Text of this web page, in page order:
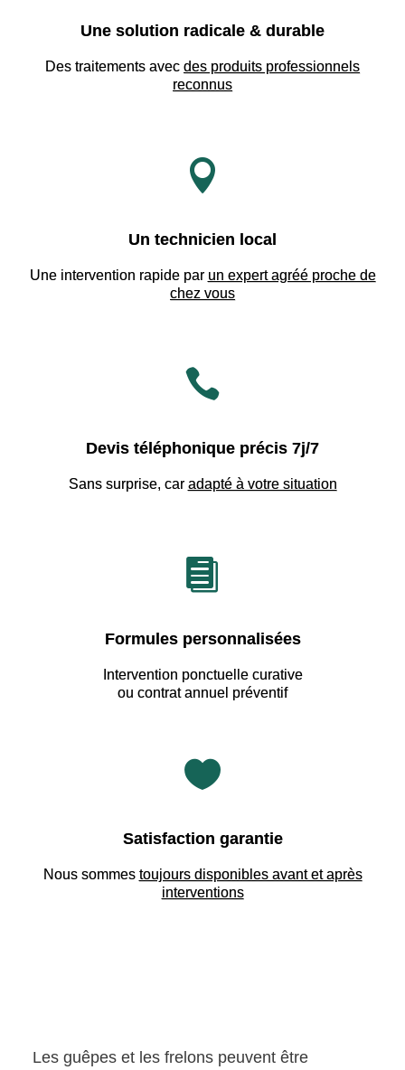
Une solution radicale & durable
Des traitements avec des produits professionnels
reconnus

Un technicien local
Une intervention rapide par un expert agréé proche de
chez vous

Devis téléphonique précis 7j/7
Sans surprise, car adapté à votre situation

Formules personnalisées
Intervention ponctuelle curative
ou contrat annuel préventif

Satisfaction garantie
Nous sommes toujours disponibles avant et après
interventions
Les guêpes et les frelons peuvent être